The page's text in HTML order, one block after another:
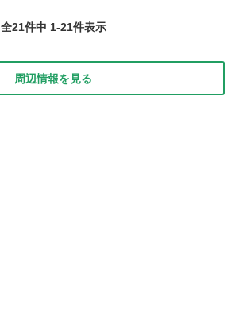
全21件中 1-21件表示
周辺情報を見る